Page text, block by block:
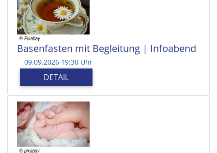
Basenfasten mit Begleitung | Infoabend
09.09.2026 19:30 Uhr
DETAIL